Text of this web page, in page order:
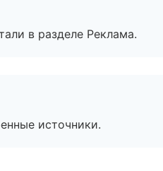
в разделе Реклама.
источники.